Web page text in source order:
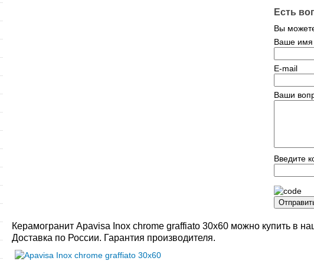
Есть
Вы
Ваше имя
E-mail
Ваши
Введите
Керамогранит Apavisa Inox chrome graffiato 30x60 можно купить в
Доставка по России. Гарантия производителя.